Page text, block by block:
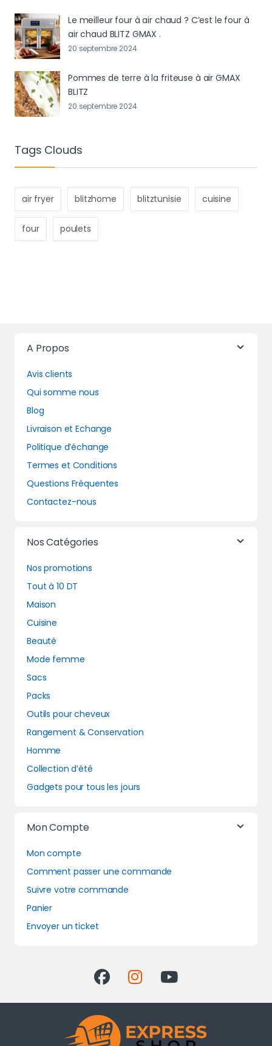
Le meilleur four à air chaud ? C’est le four à
air chaud BLITZ GMAX .
20 septembre 2024
Pommes de terre à la friteuse à air GMAX
BLITZ
20 septembre 2024
Tags Clouds
air fryer blitzhome blitztunisie cuisine
four poulets
A Propos
Avis clients
Qui somme nous
Blog
Livraison et Echange
Politique d’échange
Termes et Conditions
Questions Fréquentes
Contactez-nous
Nos Catégories
Nos promotions
Tout à 10 DT
Maison
Cuisine
Beauté
Mode femme
Sacs
Packs
Outils pour cheveux
Rangement & Conservation
Homme
Collection d’été
Gadgets pour tous les jours
Mon Compte
Mon compte
Comment passer une commande
Suivre votre commande
Panier
Envoyer un ticket